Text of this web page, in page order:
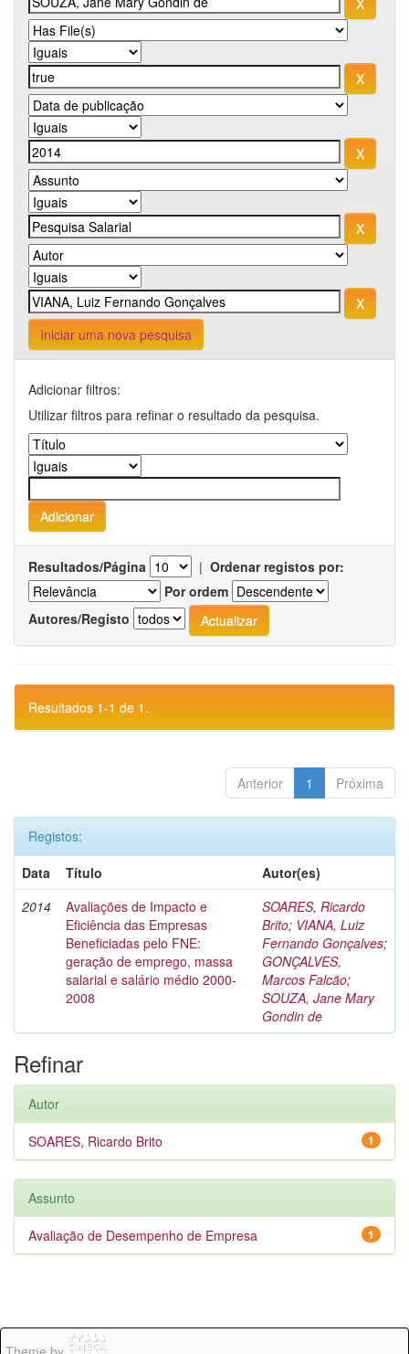
Iniciar uma nova pesquisa
Adicionar filtros:
Utilizar filtros para refinar o resultado da pesquisa.
Resultados/Página | Ordenar registos por:
Por ordem
Autores/Registo
Resultados 1-1 de 1.
Anterior 1 Próxima
Registos:
Data
Título
Autor(es)
2014
Avaliações de Impacto e
Eficiência das Empresas
Beneficiadas pelo FNE:
geração de emprego, massa
salarial e salário médio 2000-
2008
SOARES, Ricardo
Brito; VIANA, Luiz
Fernando Gonçalves;
GONÇALVES,
Marcos Falcão;
SOUZA, Jane Mary
Gondin de
Refinar
Autor
1
SOARES, Ricardo Brito
Assunto
1
Avaliação de Desempenho de Empresa